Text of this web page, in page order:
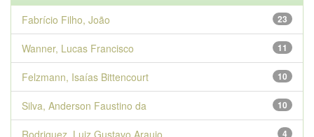
23
Fabrício Filho, João
11
Wanner, Lucas Francisco
10
Felzmann, Isaías Bittencourt
10
Silva, Anderson Faustino da
4
Rodriguez, Luiz Gustavo Araujo